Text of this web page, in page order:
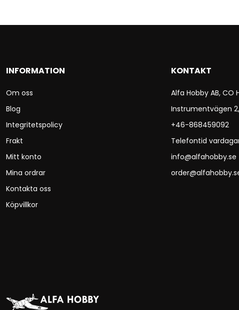
INFORMATION
Om oss
Blog
Integritetspolicy
Frakt
Mitt konto
Mina ordrar
Kontakta oss
Köpvillkor
KONTAKT
Alfa Hobby AB, CO
Instrumentvägen
+46-868459092
Telefontid
info@alfahobby.se